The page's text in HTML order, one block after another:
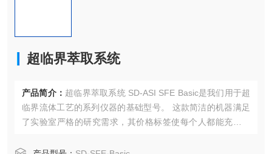
超临界萃取系统
产品简介： 超临界萃取系统 SD-ASI SFE Basic是我们用于超
临界流体工艺的系列仪器的基础型号。 这款简洁的机器满足
了实验室严格的研究需求，其价格标签使每个人都能充分利
理，具有其他更昂贵的SFE系统中的功能。